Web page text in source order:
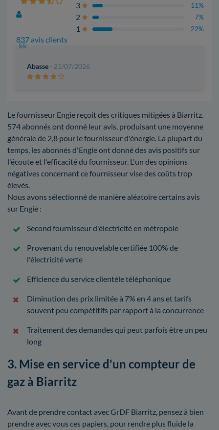
837 avis clients
3 11%
2 7%
1 22%
Abasse - 21/07/2026
Le fournisseur Engie reçoit des critiques mitigées à Biarritz.
574 abonnés ont donné leur avis, produisant une moyenne
générale de 2,8 pour le fournisseur d'énergie. La plupart du
temps, les abonnés d'Engie ont donné des avis positifs sur
l'écoute et l'efficacité du fournisseur. L'un des opinions
négatives concernant ce fournisseur vise des coûts trop
élevés.
Nous avons sélectionné de manière aléatoire certains avis
sur Engie :
Second fournisseur d'électricité en métropole
Provenant du renouvelable certifiée 100% de
l'électricité verte
Efficience du service clientèle téléphonique
Diminution des prix limitée à 7% en 4 ans et tarifs
souvent peu compétitifs par rapport à la concurrence
Traitement des demandes qui peut parfois être un peu
long
3. Mise en service d'un compteur de
gaz à Biarritz
Avant de prendre contact avec GrDF Biarritz, pensez à bien
prendre avec vous ces papiers, pour rendre plus fluide la